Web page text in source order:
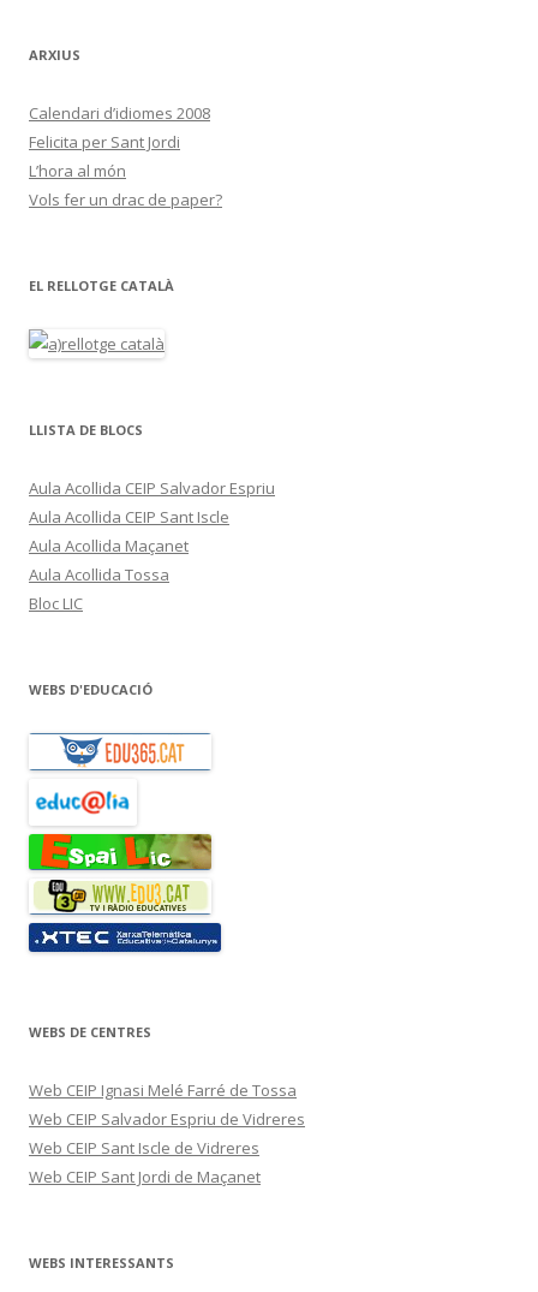
ARXIUS
Calendari d’idiomes 2008
Felicita per Sant Jordi
L’hora al món
Vols fer un drac de paper?
EL RELLOTGE CATALÀ
LLISTA DE BLOCS
Aula Acollida CEIP Salvador Espriu
Aula Acollida CEIP Sant Iscle
Aula Acollida Maçanet
Aula Acollida Tossa
Bloc LIC
WEBS D'EDUCACIÓ
WEBS DE CENTRES
Web CEIP Ignasi Melé Farré de Tossa
Web CEIP Salvador Espriu de Vidreres
Web CEIP Sant Iscle de Vidreres
Web CEIP Sant Jordi de Maçanet
WEBS INTERESSANTS